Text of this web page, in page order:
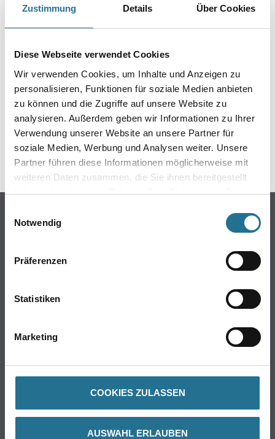
Zustimmung Details Über Cookies
Diese Webseite verwendet Cookies
Wir verwenden Cookies, um Inhalte und Anzeigen zu
personalisieren, Funktionen für soziale Medien anbieten
zu können und die Zugriffe auf unsere Website zu
analysieren. Außerdem geben wir Informationen zu Ihrer
Verwendung unserer Website an unsere Partner für
soziale Medien, Werbung und Analysen weiter. Unsere
Partner führen diese Informationen möglicherweise mit
weiteren Daten zusammen, die Sie ihnen bereitgestellt
haben oder die sie im Rahmen Ihrer Nutzung der Dienste
Notwendig
Präferenzen
Statistiken
Marketing
COOKIES ZULASSEN
AUSWAHL ERLAUBEN
Produkteigenschaft
direkt auf die Wand
GEFAHRENHINWEISE
SPEZIFIKATIONEN
Bodenbeläge
Werkzeug & Maschinen
Gustav Knittel Farben
Unternehmen